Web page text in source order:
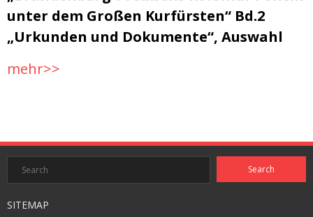
unter dem Großen Kurfürsten“ Bd.2
„Urkunden und Dokumente“, Auswahl
mehr>>
SITEMAP